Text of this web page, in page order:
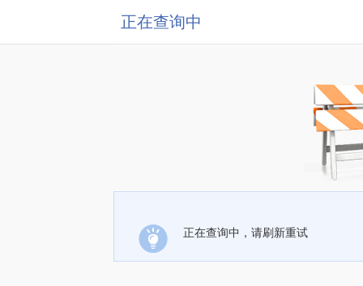
正在查询中
正在查询中，请刷新重试